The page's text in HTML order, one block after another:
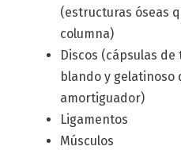
(estructuras óseas
columna)
Discos (cápsulas
blando y gelatinoso
amortiguador)
Ligamentos
Músculos